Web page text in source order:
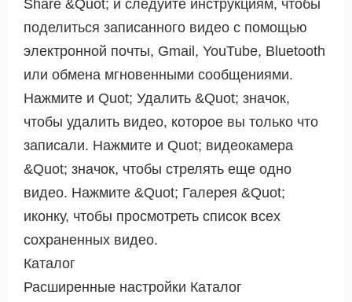
Share &Quot; и следуйте инструкциям, чтобы
поделиться записанного видео с помощью
электронной почты, Gmail, YouTube, Bluetooth
или обмена мгновенными сообщениями.
Нажмите и Quot; Удалить &Quot; значок,
чтобы удалить видео, которое вы только что
записали. Нажмите и Quot; видеокамера
&Quot; значок, чтобы стрелять еще одно
видео. Нажмите &Quot; Галерея &Quot;
иконку, чтобы просмотреть список всех
сохраненных видео.
Каталог
Расширенные настройки Каталог